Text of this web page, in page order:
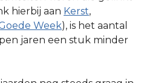
hierbij aan Kerst,
Week), is het aantal
jaren een stuk minder